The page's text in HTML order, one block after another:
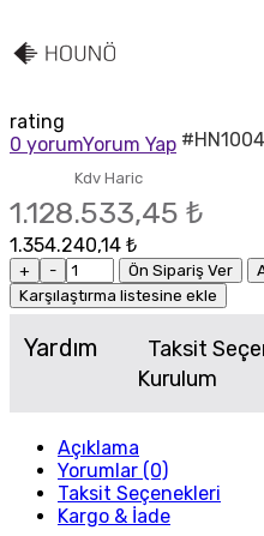
rating
0 yorumYorum Yap #HN1004
Kdv Haric
1.128.533,45 ₺
1.354.240,14 ₺
+ - Ön Sipariş Ver
Karşılaştırma listesine ekle
Yardım Taksit
Kurulum
Açıklama
Yorumlar (0)
Taksit Seçenekleri
Kargo & İade